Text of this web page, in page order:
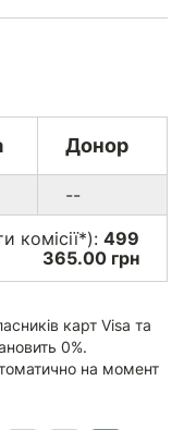
Донор
--
комісії*): 499
365.00 грн
карт Visa та
0%.
на момент